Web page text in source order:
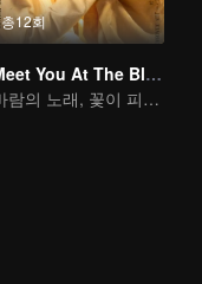
총12회
Meet You At The Blossom
바람의 노래, 꽃이 피기를 기다리며